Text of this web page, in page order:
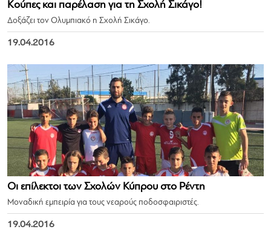
Κούπες και παρέλαση για τη Σχολή Σικάγο!
Δοξάζει τον Ολυμπιακό η Σχολή Σικάγο.
19.04.2016
Οι επίλεκτοι των Σχολών Κύπρου στο Ρέντη
Μοναδική εμπειρία για τους νεαρούς ποδοσφαιριστές.
19.04.2016